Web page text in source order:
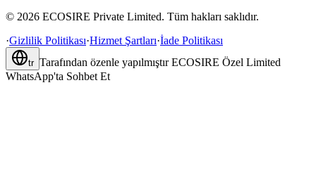
© 2026 ECOSIRE Private Limited. Tüm hakları saklıdır.
·Gizlilik Politikası·Hizmet Şartları·İade Politikası
tr Tarafından özenle yapılmıştır ECOSIRE Özel Limited
WhatsApp'ta Sohbet Et